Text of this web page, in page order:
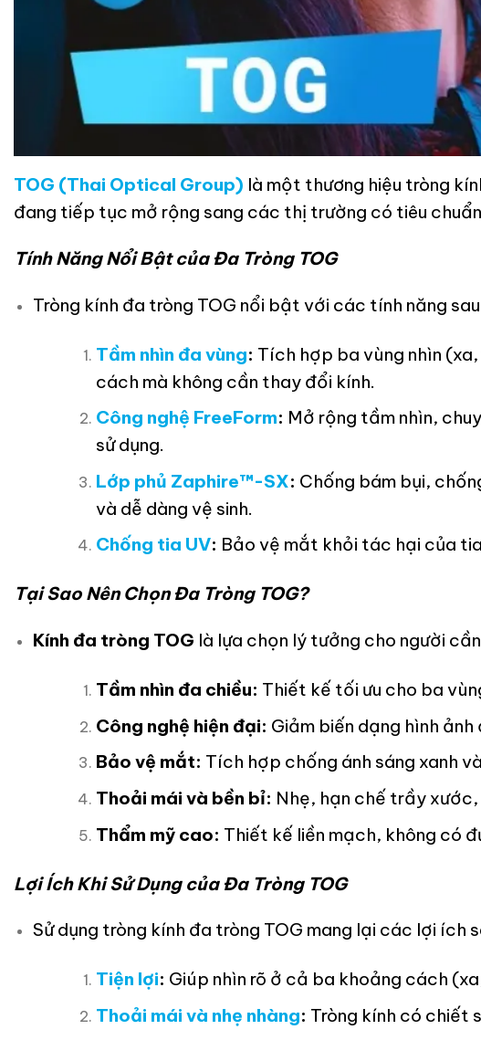
TOG (Thai Optical Group) là một thương hiệu tròng
đang tiếp tục mở rộng sang các thị trường có tiêu
Tính Năng Nổi Bật của Đa Tròng TOG
Tròng kính đa tròng TOG nổi bật với các tính năng
Tầm nhìn đa vùng: Tích hợp ba vùng nhìn
cách mà không cần thay đổi kính.
Công nghệ FreeForm: Mở rộng tầm nhìn,
sử dụng.
Lớp phủ Zaphire™-SX: Chống bám bụi,
và dễ dàng vệ sinh.
Chống tia UV: Bảo vệ mắt khỏi tác hại của
Tại Sao Nên Chọn Đa Tròng TOG?
Kính đa tròng TOG là lựa chọn lý tưởng cho người
Tầm nhìn đa chiều: Thiết kế tối ưu cho ba
Công nghệ hiện đại: Giảm biến dạng hình
Bảo vệ mắt: Tích hợp chống ánh sáng xanh
Thoải mái và bền bỉ: Nhẹ, hạn chế trầy
Thẩm mỹ cao: Thiết kế liền mạch, không có
Lợi Ích Khi Sử Dụng của Đa Tròng TOG
Sử dụng tròng kính đa tròng TOG mang lại các lợi ích
Tiện lợi: Giúp nhìn rõ ở cả ba khoảng cách
Thoải mái và nhẹ nhàng: Tròng kính có chiết